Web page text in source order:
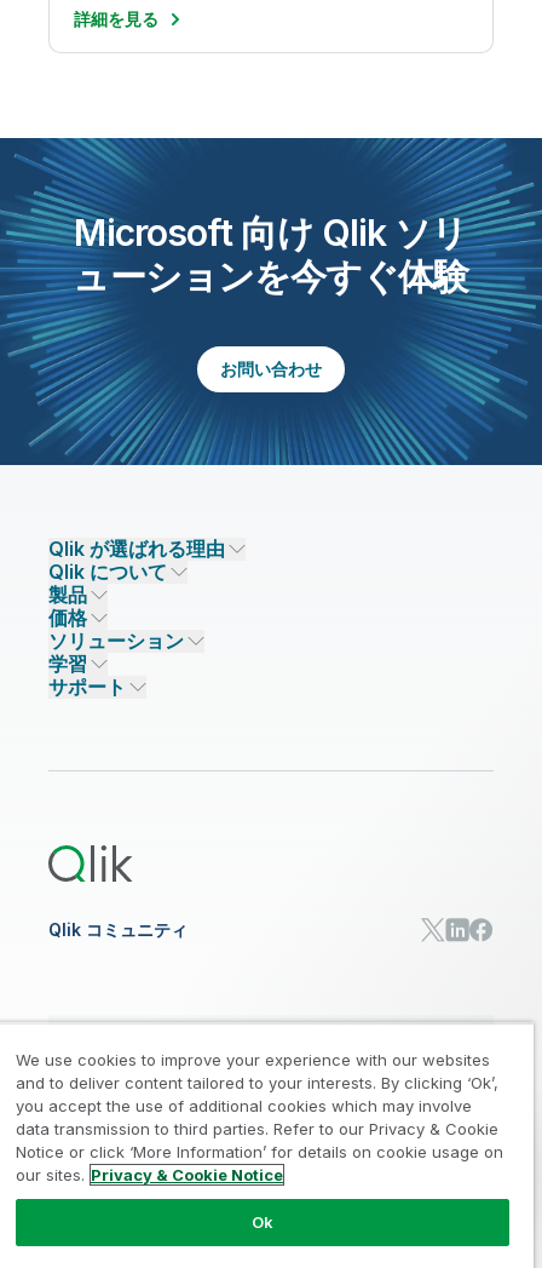
詳細を見る
Microsoft 向け Qlik ソリ
ューションを今すぐ体験
お問い合わせ
Qlik が選ばれる理由
Qlik が選ばれる理由
信頼とセキュリティ
信頼とプライバシー
信頼と AI
主なテクノロジーパートナー
データソースとターゲット
Qlik について
企業情報
採用情報
ニュースルーム
事業所 / 連絡先
製品
データ統合とデータ品質
Qlik Talend
Qlik Talend Cloud
Talend Data Fabric
価格
データ統合
データ分析
AI / 機械学習
ソリューション
ソリューションパートナー
パートナー検索
学習
イベント
サポート
Qlik コミュニティ
法的規約 / プライバシーとクッキー通知 / 商標 /
Trust / 利用規約 / 個人情報取り扱い申請
© 1993-2026 QlikTech International
AB, All Rights Reserved
We use cookies to improve your experience with our websites
and to deliver content tailored to your interests. By clicking ‘Ok’,
you accept the use of additional cookies which may involve
data transmission to third parties. Refer to our Privacy & Cookie
Notice or click ‘More Information’ for details on cookie usage on
our sites. Privacy & Cookie Notice
Ok